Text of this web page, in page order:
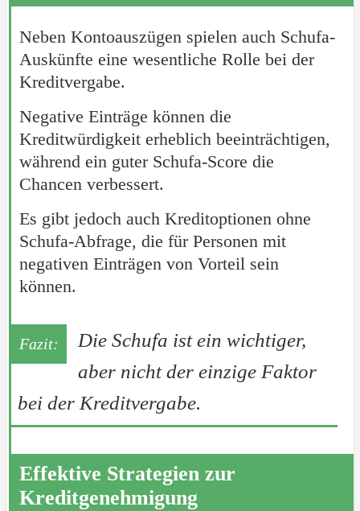
Neben Kontoauszügen spielen auch Schufa-
Auskünfte eine wesentliche Rolle bei der
Kreditvergabe.
Negative Einträge können die
Kreditwürdigkeit erheblich beeinträchtigen,
während ein guter Schufa-Score die
Chancen verbessert.
Es gibt jedoch auch Kreditoptionen ohne
Schufa-Abfrage, die für Personen mit
negativen Einträgen von Vorteil sein
können.
Die Schufa ist ein wichtiger,
aber nicht der einzige Faktor
bei der Kreditvergabe.
Effektive Strategien zur
Kreditgenehmigung